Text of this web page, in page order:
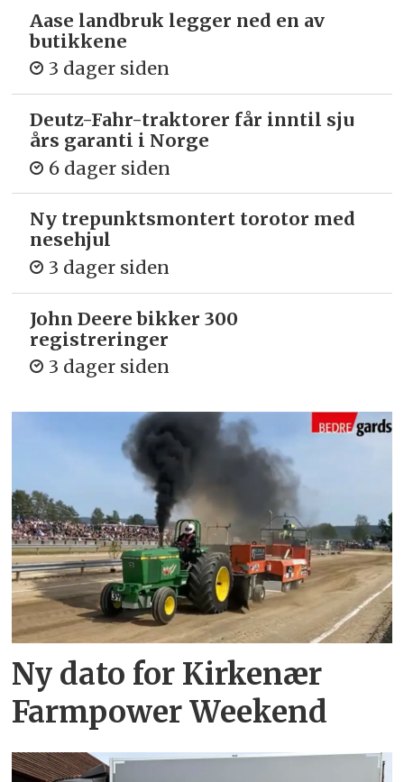
Aase landbruk legger ned en av
butikkene
3 dager siden
Deutz-Fahr-traktorer får inntil sju
års garanti i Norge
6 dager siden
Ny trepunkts­montert torotor med
nesehjul
3 dager siden
John Deere bikker 300
registreringer
3 dager siden
Ny dato for Kirkenær
Farmpower Weekend